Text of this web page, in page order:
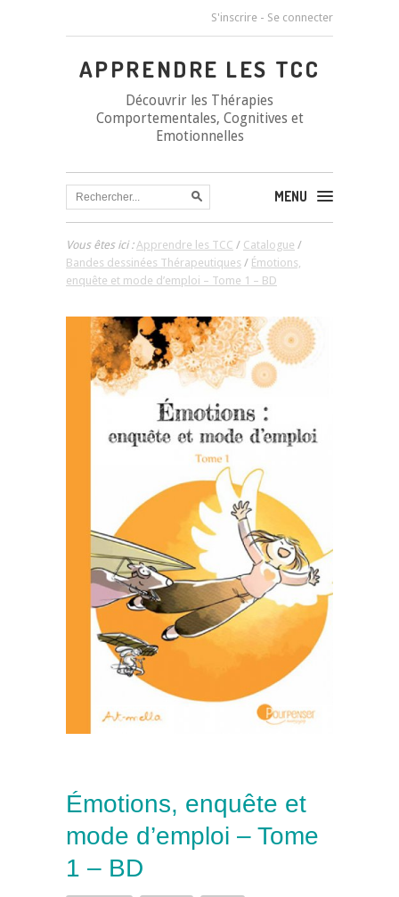
S'inscrire - Se connecter
APPRENDRE LES TCC
Découvrir les Thérapies
Comportementales, Cognitives et
Emotionnelles
MENU
Vous êtes ici :Apprendre les TCC / Catalogue /
Bandes dessinées Thérapeutiques / Émotions,
enquête et mode d’emploi – Tome 1 – BD
Émotions, enquête et
mode d’emploi – Tome
1 – BD